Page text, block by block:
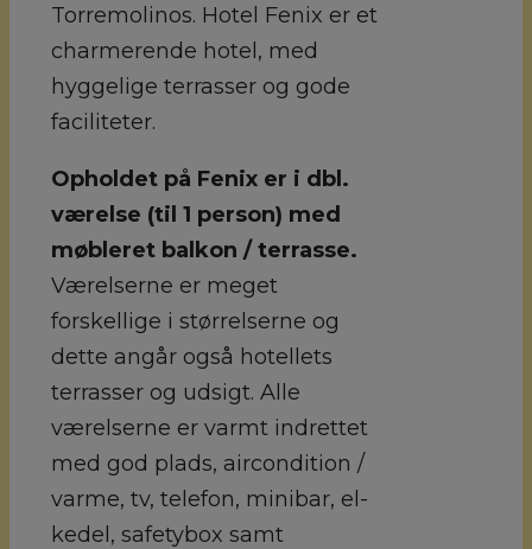
Torremolinos. Hotel Fenix er et
charmerende hotel, med
hyggelige terrasser og gode
faciliteter.
Opholdet på Fenix er i dbl.
værelse (til 1 person) med
møbleret balkon / terrasse.
Værelserne er meget
forskellige i størrelserne og
dette angår også hotellets
terrasser og udsigt. Alle
værelserne er varmt indrettet
med god plads, aircondition /
varme, tv, telefon, minibar, el-
kedel, safetybox samt